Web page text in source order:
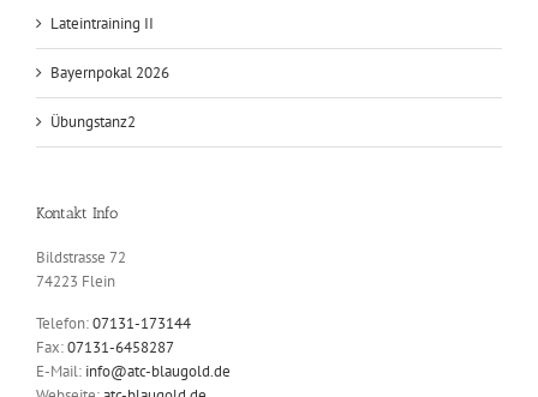
Lateintraining II
Bayernpokal 2026
Übungstanz2
Kontakt Info
Bildstrasse 72
74223 Flein
Telefon:07131-173144
Fax:07131-6458287
E-Mail: info@atc-blaugold.de